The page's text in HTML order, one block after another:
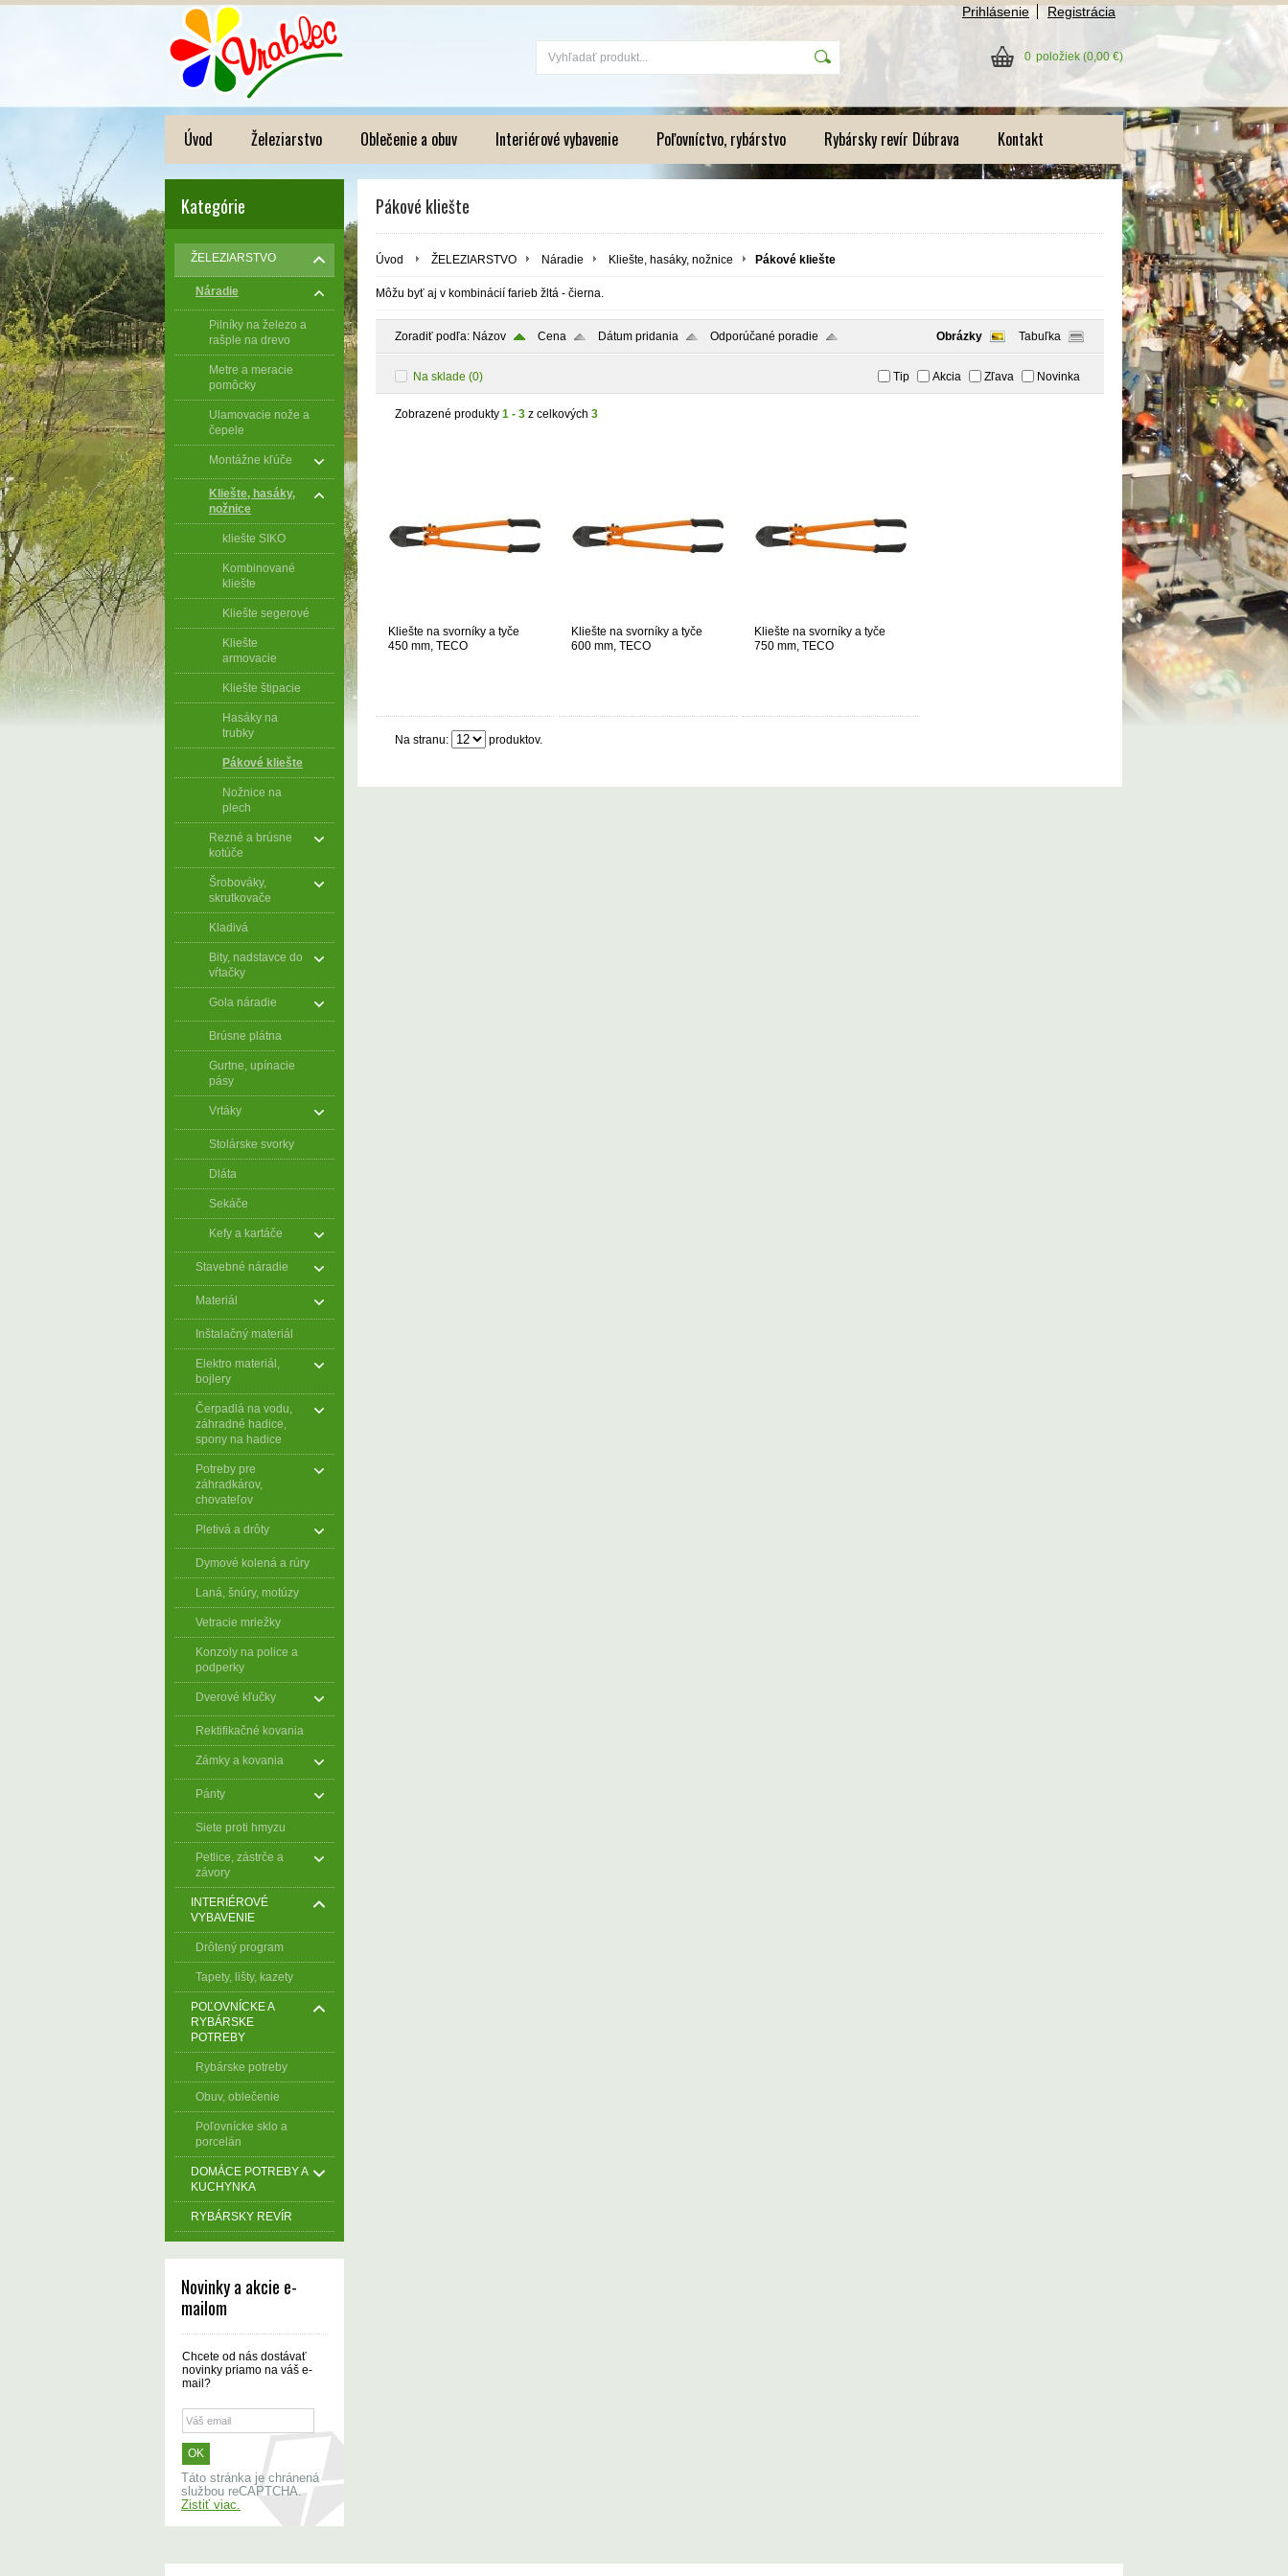
Prihlásenie Registrácia
0 položiek (0,00 €)
Úvod Železiarstvo Oblečenie a obuv Interiérové vybavenie Poľovníctvo, rybárstvo Rybársky revír Dúbrava Kontakt
Kategórie
ŽELEZIARSTVO
Náradie
Pilníky na železo a
rašple na drevo
Metre a meracie
pomôcky
Ulamovacie nože a
čepele
Montážne kľúče
Kliešte, hasáky,
nožnice
kliešte SIKO
Kombinované
kliešte
Kliešte segerové
Kliešte
armovacie
Kliešte štipacie
Hasáky na
trubky
Pákové kliešte
Nožnice na
plech
Rezné a brúsne
kotúče
Šrobováky,
skrutkovače
Kladivá
Bity, nadstavce do
vŕtačky
Gola náradie
Brúsne plátna
Gurtne, upínacie
pásy
Vrtáky
Stolárske svorky
Dláta
Sekáče
Kefy a kartáče
Stavebné náradie
Materiál
Inštalačný materiál
Elektro materiál,
bojlery
Čerpadlá na vodu,
záhradné hadice,
spony na hadice
Potreby pre
záhradkárov,
chovateľov
Pletivá a drôty
Dymové kolená a rúry
Laná, šnúry, motúzy
Vetracie mriežky
Konzoly na police a
podperky
Dverové kľučky
Rektifikačné kovania
Zámky a kovania
Pánty
Siete proti hmyzu
Petlice, zástrče a
závory
INTERIÉROVÉ
VYBAVENIE
Drôtený program
Tapety, lišty, kazety
POĽOVNÍCKE A
RYBÁRSKE
POTREBY
Rybárske potreby
Obuv, oblečenie
Poľovnícke sklo a
porcelán
DOMÁCE POTREBY A
KUCHYNKA
RYBÁRSKY REVÍR
Novinky a akcie e-
mailom
Chcete od nás dostávať
novinky priamo na váš e-
mail?
Táto stránka je chránená
službou reCAPTCHA.
Zistiť viac.
Pákové kliešte
Úvod ŽELEZIARSTVO Náradie Kliešte, hasáky, nožnice Pákové kliešte
Môžu byť aj v kombinácií farieb žltá - čierna.
Zoradiť podľa: Názov Cena Dátum pridania Odporúčané poradie Obrázky Tabuľka
Na sklade (0) Tip Akcia Zľava Novinka
Zobrazené produkty 1 - 3 z celkových 3
Kliešte na svorníky a tyče
450 mm, TECO
Kliešte na svorníky a tyče
600 mm, TECO
Kliešte na svorníky a tyče
750 mm, TECO
Na stranu: produktov.